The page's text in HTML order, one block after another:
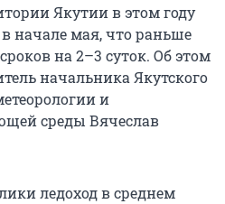
Якутии в этом году
начале мая, что раньше
на 2–3 суток. Об этом
начальника Якутского
и
среды Вячеслав
ледоход в среднем